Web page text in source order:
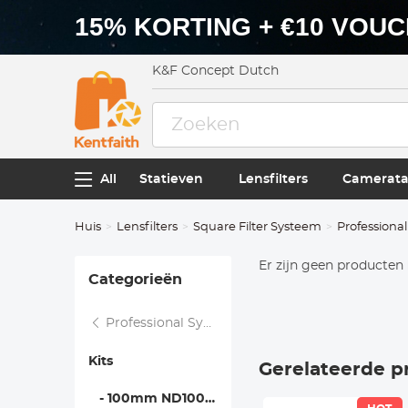
15% KORTING + €10
K&F Concept Dutch
All Statieven Lensfilters
Huis Lensfilters Square Filter Systeem
Categorieën
Professional Systeem
Kits
- 100mm ND1000+Holder Kit - Nano Xcel Pro
Er zijn geen producten
Gerelateerde